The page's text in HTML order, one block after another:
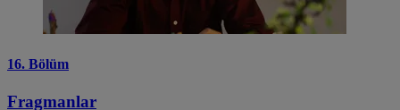
16. Bölüm
Fragmanlar